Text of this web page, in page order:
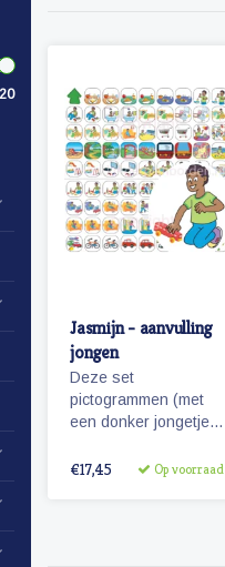
20
Jasmijn - aanvulling
jongen
Deze set
pictogrammen (met
een donker jongetje)
de set 'basis
€17,45 Op voorraad